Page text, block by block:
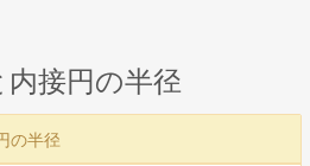
内接円の半径
の半径